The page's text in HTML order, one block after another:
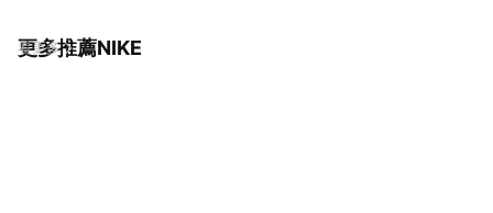
更多推薦NIKE
看更多